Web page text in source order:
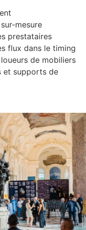
mesure
prestataires
flux dans le timing
de mobiliers
et supports de